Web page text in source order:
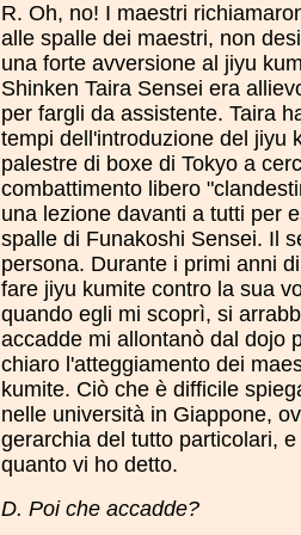
R. Oh, no! I maestri
alle spalle dei maestri, non
una forte avversione al jiyu
Shinken Taira Sensei era
per fargli da assistente. Taira
tempi dell'introduzione del jiyu
palestre di boxe di Tokyo a
combattimento libero
una lezione davanti a tutti per
spalle di Funakoshi Sensei. Il
persona. Durante i primi anni
fare jiyu kumite contro la sua
quando egli mi scoprì, si
accadde mi allontanò dal dojo
chiaro l'atteggiamento dei
kumite. Ciò che è difficile
nelle università in Giappone,
gerarchia del tutto particolari,
quanto vi ho detto.
D. Poi che accadde?